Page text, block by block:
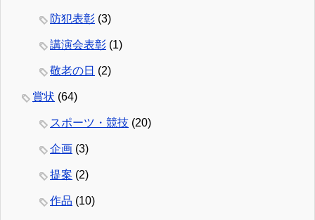
防犯表彰 (3)
講演会表彰 (1)
敬老の日 (2)
賞状 (64)
スポーツ・競技 (20)
企画 (3)
提案 (2)
作品 (10)